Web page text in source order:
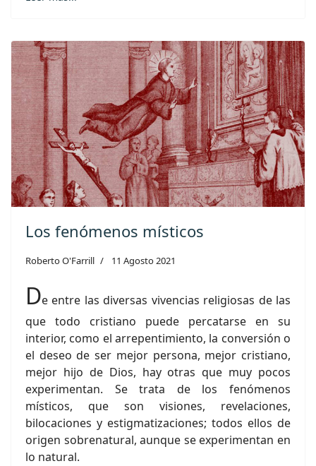
Los fenómenos místicos
Roberto O'Farrill 11 Agosto 2021
De entre las diversas vivencias religiosas de las
que todo cristiano puede percatarse en su
interior, como el arrepentimiento, la conversión o
el deseo de ser mejor persona, mejor cristiano,
mejor hijo de Dios, hay otras que muy pocos
experimentan. Se trata de los fenómenos
místicos, que son visiones, revelaciones,
bilocaciones y estigmatizaciones; todos ellos de
origen sobrenatural, aunque se experimentan en
lo natural.